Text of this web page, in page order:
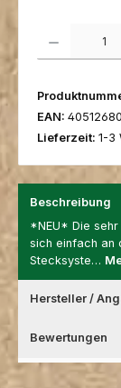
EAN:
Lieferzeit: 1-3
Beschreibung
*NEU* Die
sich einfach an
Stecksyste…
Hersteller /
Bewertungen